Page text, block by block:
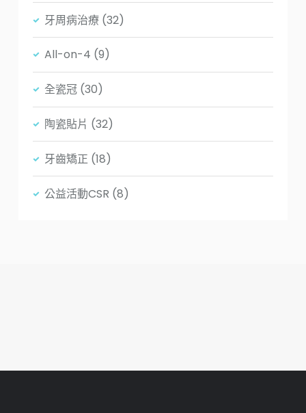
牙周病治療 (32)
All-on-4 (9)
全瓷冠 (30)
陶瓷貼片 (32)
牙齒矯正 (18)
公益活動CSR (8)